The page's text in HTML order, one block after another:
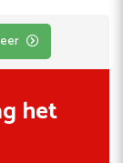
het